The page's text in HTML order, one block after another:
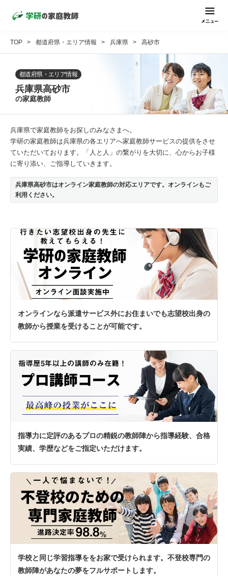
TOP 都道府県・エリア情報 兵庫県 高砂市
都道府県・エリア情報
兵庫県高砂市
の家庭教師
兵庫県で家庭教師をお探しのみなさまへ。
学研の家庭教師は兵庫県の各エリアへ家庭教師サービスの提供をさせ
ていただいております。「人と人」の繋がりを大切に、心からお子様
に寄り添い、ご指導していきます。
兵庫県高砂市はオンライン家庭教師の対応エリアです。オンラインもご
利用ください。
オンラインなら派遣サービス外にお住まいでも志望校出身の
教師から授業を受けることが可能です。
指導力に定評のあるプロの精鋭の教師陣から指導経験、合格
実績、学歴などをご指定いただけます。
学校と同じ学習指導ををお家で受けられます。不登校専門の
教師陣があなたの夢をフルサポートします。